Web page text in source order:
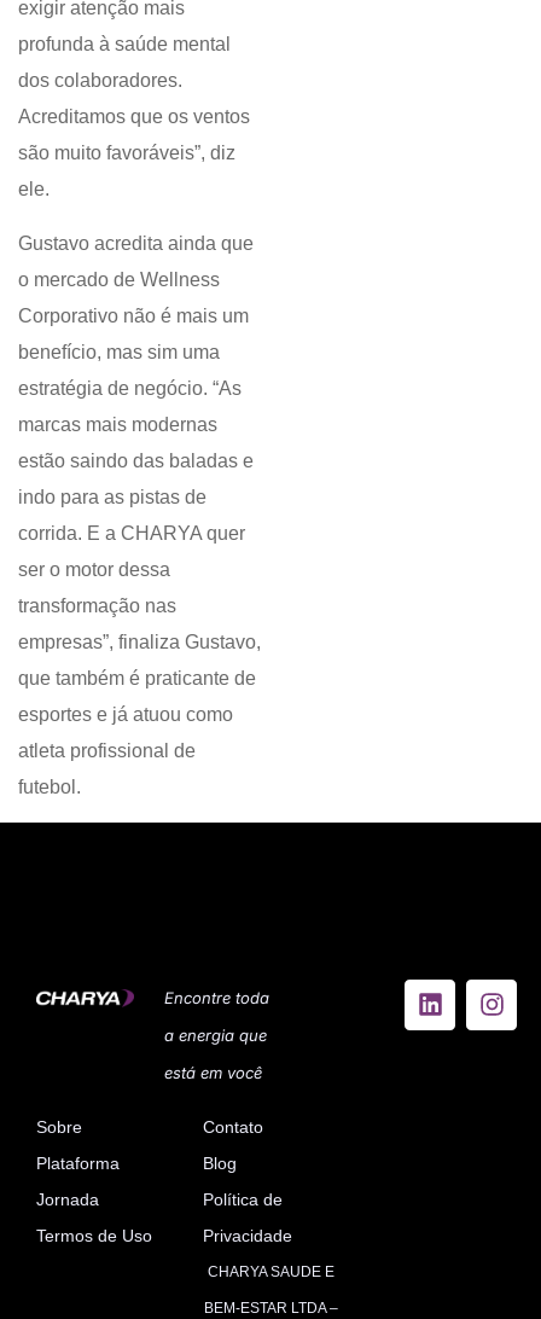
exigir atenção mais
profunda à saúde mental
dos colaboradores.
Acreditamos que os ventos
são muito favoráveis”, diz
ele.
Gustavo acredita ainda que
o mercado de Wellness
Corporativo não é mais um
benefício, mas sim uma
estratégia de negócio. “As
marcas mais modernas
estão saindo das baladas e
indo para as pistas de
corrida. E a CHARYA quer
ser o motor dessa
transformação nas
empresas”, finaliza Gustavo,
que também é praticante de
esportes e já atuou como
atleta profissional de
futebol.
Encontre toda
a energia que
está em você
Sobre
Plataforma
Jornada
Termos de Uso
Contato
Blog
Política de
Privacidade
CHARYA SAUDE E
BEM-ESTAR LTDA –